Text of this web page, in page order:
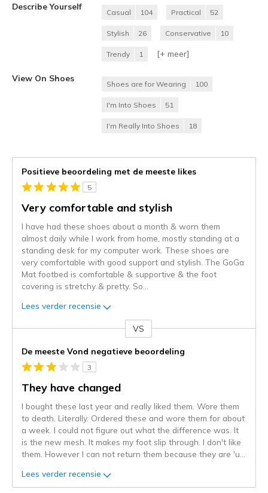
Describe Yourself
Casual 104 Practical 52
Stylish 26 Conservative 10
Trendy 1 [+ meer]
View On Shoes
Shoes are for Wearing 100
I'm Into Shoes 51
I'm Really Into Shoes 18
Positieve beoordeling met de meeste likes
5
Very comfortable and stylish
I have had these shoes about a month & worn them
almost daily while I work from home, mostly standing at a
standing desk for my computer work. These shoes are
very comfortable with good support and stylish. The GoGa
Mat footbed is comfortable & supportive & the foot
covering is stretchy & pretty. So
Lees verder recensie
content
wordt
momenteel
gemigreerd
de
niejee
page_id.
kunt
de
status
VS
De meeste Vond negatieve beoordeling
3
They have changed
I bought these last year and really liked them. Wore them
to death. Literally. Ordered these and wore them for about
a week. I could not figure out what the difference was. It
is the new mesh. It makes my foot slip through. I don't like
them. However I can not return them because they are 'u
Lees verder recensie